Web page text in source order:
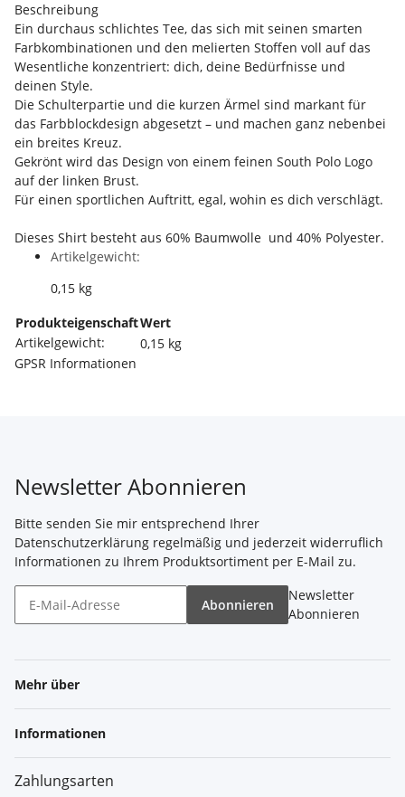
Beschreibung
Ein durchaus schlichtes Tee, das sich mit seinen smarten
Farbkombinationen und den melierten Stoffen voll auf das
Wesentliche konzentriert: dich, deine Bedürfnisse und
deinen Style.
Die Schulterpartie und die kurzen Ärmel sind markant für
das Farbblockdesign abgesetzt – und machen ganz nebenbei
ein breites Kreuz.
Gekrönt wird das Design von einem feinen South Polo Logo
auf der linken Brust.
Für einen sportlichen Auftritt, egal, wohin es dich verschlägt.
Dieses Shirt besteht aus 60% Baumwolle und 40% Polyester.
Artikelgewicht:
0,15 kg
ProdukteigenschaftWert
Artikelgewicht:
0,15 kg
GPSR Informationen
Newsletter Abonnieren
Bitte senden Sie mir entsprechend Ihrer
Datenschutzerklärung regelmäßig und jederzeit widerruflich
Informationen zu Ihrem Produktsortiment per E-Mail zu.
Abonnieren
Newsletter
Abonnieren
Mehr über
Informationen
Zahlungsarten